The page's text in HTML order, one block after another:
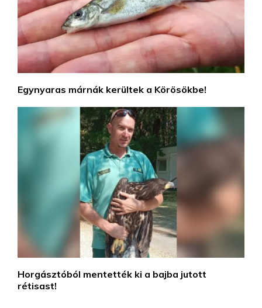
Egynyaras márnák kerültek a Körösökbe!
Horgásztóból mentették ki a bajba jutott
rétisast!